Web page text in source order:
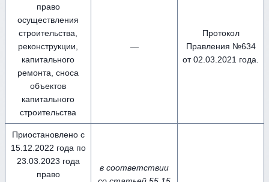
право
осуществления
строительства,
реконструкции,
капитального
ремонта, сноса
объектов
капитального
строительства
—
Протокол
Правления №634
от 02.03.2021 года.
Приостановлено с
15.12.2022 года по
23.03.2023 года
право
в соответствии